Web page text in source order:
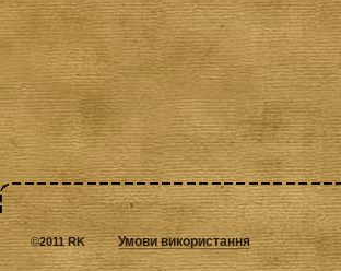
©2011 RK Умови використання